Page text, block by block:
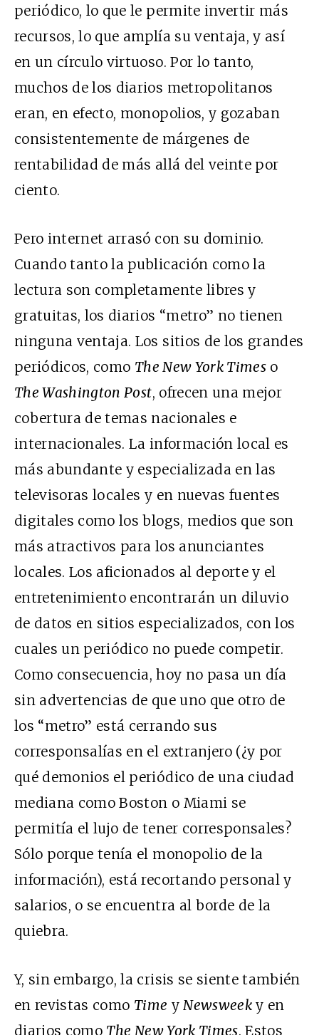
periódico, lo que le permite invertir más
recursos, lo que amplía su ventaja, y así
en un círculo virtuoso. Por lo tanto,
muchos de los diarios metropolitanos
eran, en efecto, monopolios, y gozaban
consistentemente de márgenes de
rentabilidad de más allá del veinte por
ciento.
Pero internet arrasó con su dominio.
Cuando tanto la publicación como la
lectura son completamente libres y
gratuitas, los diarios “metro” no tienen
ninguna ventaja. Los sitios de los grandes
periódicos, como The New York Timeso
The Washington Post, ofrecen una mejor
cobertura de temas nacionales e
internacionales. La información local es
más abundante y especializada en las
televisoras locales y en nuevas fuentes
digitales como los blogs, medios que son
más atractivos para los anunciantes
locales. Los aficionados al deporte y el
entretenimiento encontrarán un diluvio
de datos en sitios especializados, con los
cuales un periódico no puede competir.
Como consecuencia, hoy no pasa un día
sin advertencias de que uno que otro de
los “metro” está cerrando sus
corresponsalías en el extranjero (¿y por
qué demonios el periódico de una ciudad
mediana como Boston o Miami se
permitía el lujo de tener corresponsales?
Sólo porque tenía el monopolio de la
información), está recortando personal y
salarios, o se encuentra al borde de la
quiebra.
Y, sin embargo, la crisis se siente también
en revistas como Time yNewsweeky en
diarios como The New York Times. Estos